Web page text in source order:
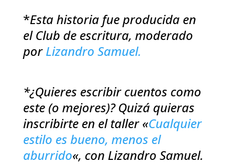
*Esta historia fue producida en
el Club de escritura, moderado
porLizandro Samuel.
*¿Quieres escribir cuentos como
este (o mejores)? Quizá quieras
inscribirte en el taller «Cualquier
estilo es bueno, menos el
aburrido«, con Lizandro Samuel.